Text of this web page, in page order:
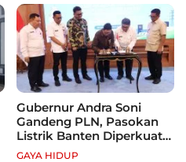
Gubernur Andra Soni
Gandeng PLN, Pasokan
Listrik Banten Diperkuat
demi Genjot Investasi
GAYA HIDUP